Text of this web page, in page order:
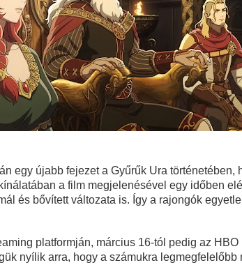
- Kritika
Rejtélyek könyve – A végjáték
– a rejtélyek könyve - Harmadik felvonás
Rejtélyek Könyve, avagy mi lenne, ha a
and Grogu trailere brutális akciót ígér
könyve: egy valós, rejtjeles történet, amit csak
a Gyűrűk Ura-saga egyik legnagyobb
egy újabb fejezet a Gyűrűk Ura történetében,
a film megjelenésével egy időben
és bővített változata is. Így a rajongók
platformján, március 16-tól pedig az
nyílik arra, hogy a számukra